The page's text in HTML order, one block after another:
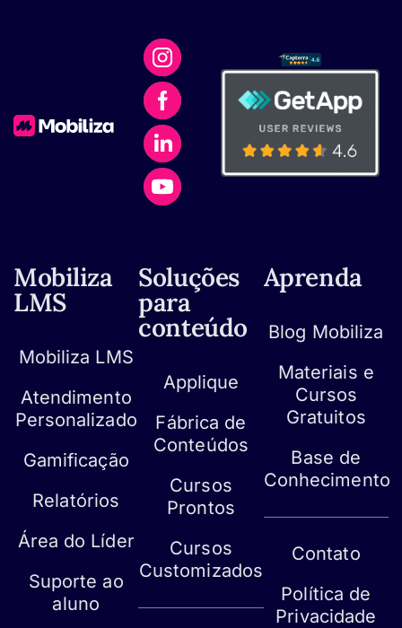
Mobiliza
LMS
Mobiliza LMS
Atendimento
Personalizado
Gamificação
Relatórios
Área do Líder
Suporte ao
aluno
Soluções
para
conteúdo
Applique
Fábrica de
Conteúdos
Cursos
Prontos
Cursos
Customizados
Aprenda
Blog Mobiliza
Materiais e
Cursos
Gratuitos
Base de
Conhecimento
Contato
Política de
Privacidade